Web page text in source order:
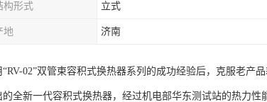
构形式 立式
地 济南
02”双管束容积式换热器系列的成功经验后，克服老产
全新一代容积式换热器，经过机电部华东测试站的热力性